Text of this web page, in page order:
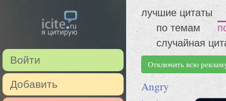
Войти
Добавить
лучшие цитаты
по темам
случайная
Отключить всю
Angry